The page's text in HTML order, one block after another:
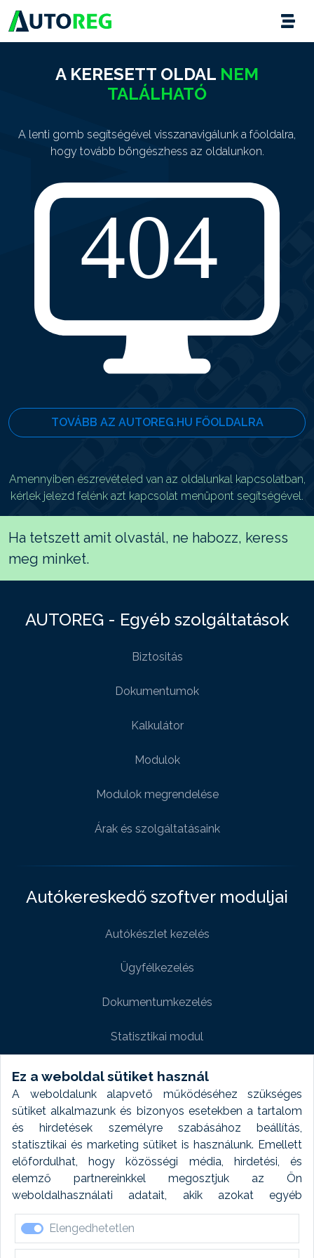
Ez a weboldal sütiket használ
A weboldalunk alapvető működéséhez szükséges
sütiket alkalmazunk és bizonyos esetekben a tartalom
és hirdetések személyre szabásához beállítás,
statisztikai és marketing sütiket is használunk. Emellett
előfordulhat, hogy közösségi média, hirdetési, és
elemző partnereinkkel megosztjuk az Ön
weboldalhasználati adatait, akik azokat egyéb
forrásokból gyűjtött adatokkal kombinálhatják. A sütik
elfogadásával kapcsolatosan naplózást végzünk és
ezen adatokat 6 hónap után automatikusan töröljük. A
Elengedhetetlen
A KERESETT OLDAL NEM
TALÁLHATÓ
A lenti gomb segítségével visszanavigálunk a főoldalra,
hogy tovább böngészhess az oldalunkon.
TOVÁBB AZ AUTOREG.HU FŐOLDALRA
Amennyiben észrevételed van az oldalunkal kapcsolatban,
kérlek jelezd felénk azt kapcsolat menüpont segítségével.
Ha tetszett amit olvastál, ne habozz, keress
meg minket.
AUTOREG - Egyéb szolgáltatások
Biztositás
Dokumentumok
Kalkulátor
Modulok
Modulok megrendelése
Árak és szolgáltatásaink
Autókereskedő szoftver moduljai
Autókészlet kezelés
Ügyfélkezelés
Dokumentumkezelés
Statisztikai modul
Weboldal modul
Fényképtár extra modul
Autómosó modul
Feladatütemezés